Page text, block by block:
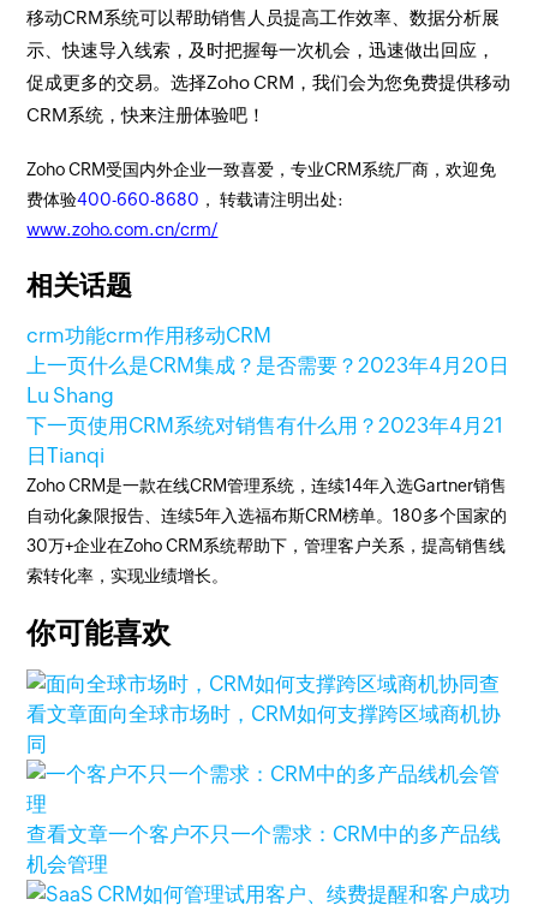
移动CRM系统可以帮助销售人员提高工作效率、数据分析展
示、快速导入线索，及时把握每一次机会，迅速做出回应，
促成更多的交易。选择Zoho CRM，我们会为您免费提供移动
CRM系统，快来注册体验吧！
Zoho CRM受国内外企业一致喜爱，专业CRM系统厂商，欢迎免
费体验400-660-8680 ， 转载请注明出处:
www.zoho.com.cn/crm/
相关话题
crm功能crm作用移动CRM
上一页什么是CRM集成？是否需要？2023年4月20日
Lu Shang
下一页使用CRM系统对销售有什么用？2023年4月21
日Tianqi
Zoho CRM是一款在线CRM管理系统，连续14年入选Gartner销售
自动化象限报告、连续5年入选福布斯CRM榜单。180多个国家的
30万+企业在Zoho CRM系统帮助下，管理客户关系，提高销售线
索转化率，实现业绩增长。
你可能喜欢
查
看文章面向全球市场时，CRM如何支撑跨区域商机协
同
查看文章一个客户不只一个需求：CRM中的多产品线
机会管理